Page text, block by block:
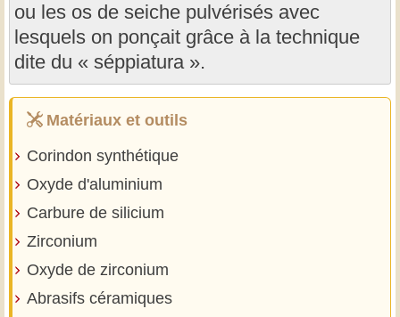
ou les os de seiche pulvérisés avec
lesquels on ponçait grâce à la technique
dite du « séppiatura ».
Matériaux et outils
Corindon synthétique
Oxyde d'aluminium
Carbure de silicium
Zirconium
Oxyde de zirconium
Abrasifs céramiques